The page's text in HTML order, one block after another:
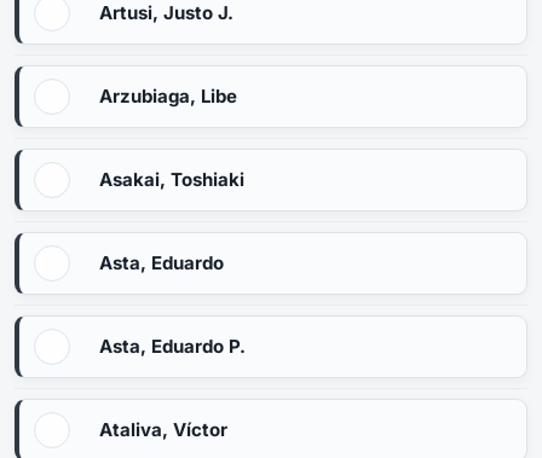
Artusi, Justo J.
Arzubiaga, Libe
Asakai, Toshiaki
Asta, Eduardo
Asta, Eduardo P.
Ataliva, Víctor